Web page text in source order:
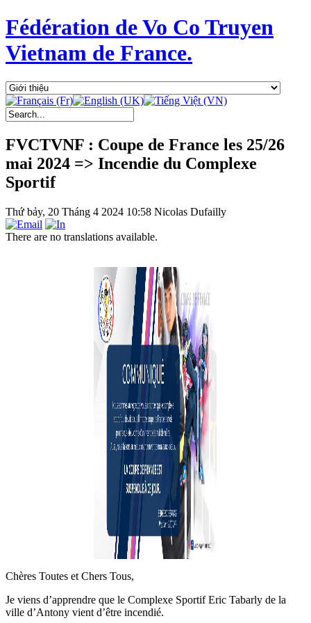
Fédération de Vo Co Truyen
Vietnam de France.
FVCTVNF : Coupe de France les 25/26
mai 2024 => Incendie du Complexe
Sportif
Thứ bảy, 20 Tháng 4 2024 10:58 Nicolas Dufailly
There are no translations available.
Chères Toutes et Chers Tous,
Je viens d’apprendre que le Complexe Sportif Eric Tabarly de la
ville d’Antony vient d’être incendié.